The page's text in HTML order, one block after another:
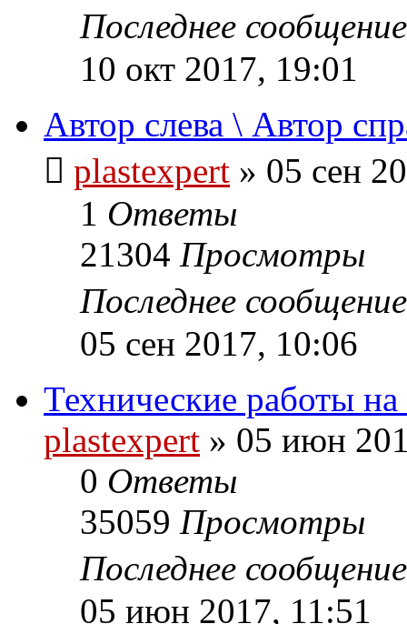
Последнее
10 окт 2017, 19:01
Автор слева \ Автор
plastexpert » 05 сен
1 Ответы
21304 Просмотры
Последнее
05 сен 2017, 10:06
Технические работы
plastexpert » 05 июн
0 Ответы
35059 Просмотры
Последнее
05 июн 2017, 11:51